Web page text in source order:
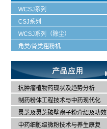
WCSJ系列
CSJ系列
WCSJ系列（除尘）
角类/骨类粗粉机
抗肿瘤植物药现状及趋势分析
制药粉体工程技术与中药现代化
灵芝及灵芝破壁孢子粉介绍及功效
中药细胞级微粉技术与养生康复